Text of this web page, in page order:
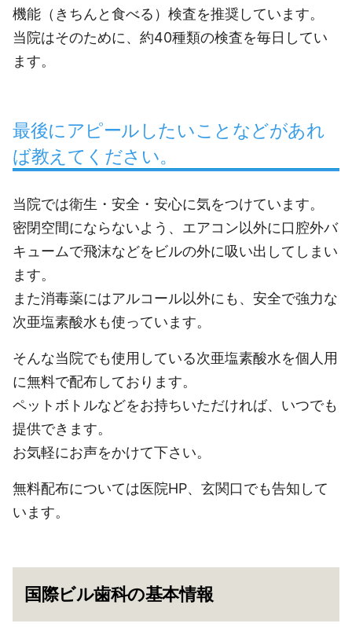
機能（きちんと食べる）検査を推奨しています。
当院はそのために、約40種類の検査を毎日してい
ます。
最後にアピールしたいことなどがあれ
ば教えてください。
当院では衛生・安全・安心に気をつけています。
密閉空間にならないよう、 エアコン以外に口腔外バ
キュームで飛沫などをビルの外に吸い出してしまい
ます。
また消毒薬にはアルコール以外にも、 安全で強力な
次亜塩素酸水も使っています。
そんな当院でも使用している次亜塩素酸水を個人用
に無料で配布しております。
ペットボトルなどをお持ちいただければ、いつでも
提供できます。
お気軽にお声をかけて下さい。
無料配布については医院HP、玄関口でも告知して
います。
国際ビル歯科の基本情報